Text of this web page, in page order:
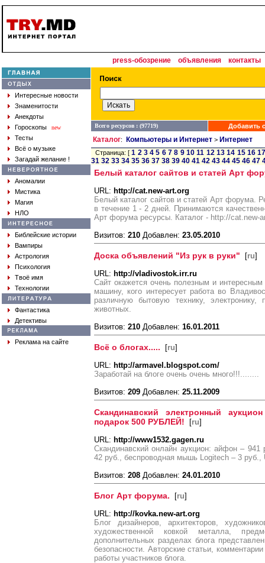
press-обозрение объявления контакты
Интересные новости
Знаменитости
Анекдоты
Гороскопы
new
Тесты
Всё о музыке
Загадай желание !
Аномалии
Мистика
Магия
НЛО
Библейские истории
Вампиры
Астрология
Психология
Твоё имя
Технологии
Фантастика
Детективы
Реклама на сайте
Всего ресурсов : (97719) Добавить
Каталог: Компьютеры и Интернет > Интернет
Страница: [1 2 3 4 5 6 7 8 9 10 11 12 13 14 15 16
31 32 33 34 35 36 37 38 39 40 41 42 43 44 45 46 47
Белый каталог сайтов и статей Арт
URL: http://cat.new-art.org
Белый каталог сайтов и статей Арт форума.
в течение 1 - 2 дней. Принимаются
Арт форума ресурсы. Каталог - http://cat.new-
Визитов: 210 Добавлен: 23.05.2010
Доска объявлений "Из рук в руки" [ru]
URL: http://vladivostok.irr.ru
Сайт окажется очень полезным и интересным
машину, кого интересует работа во
различную бытовую технику,
животных.
Визитов: 210 Добавлен: 16.01.2011
Всё о блогах..... [ru]
URL: http://armavel.blogspot.com/
Заработай на блоге очень очень много!!!........
Визитов: 209 Добавлен: 25.11.2009
Скандинавский электронный
подарок 500 РУБЛЕЙ! [ru]
URL: http://www1532.gagen.ru
Скандинавский онлайн аукцион: айфон –
42 руб., беспроводная мышь Logitech – 3
Визитов: 208 Добавлен: 24.01.2010
Блог Арт форума. [ru]
URL: http://kovka.new-art.org
Блог дизайнеров, архитекторов,
художественной ковкой металла,
дополнительных разделах блога
безопасности. Авторские статьи,
работы участников блога.